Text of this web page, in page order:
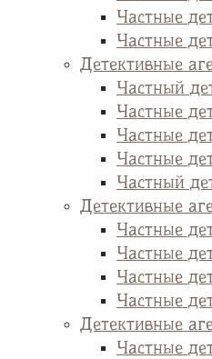
Частные
Частные
Детективные
Частный
Частные
Частные
Частные
Частный
Детективные
Частные
Частные
Частные
Частные
Детективные
Частные